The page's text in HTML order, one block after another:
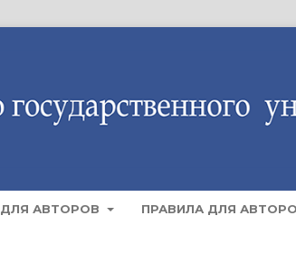
ДЛЯ АВТОРОВ ПРАВИЛА ДЛЯ